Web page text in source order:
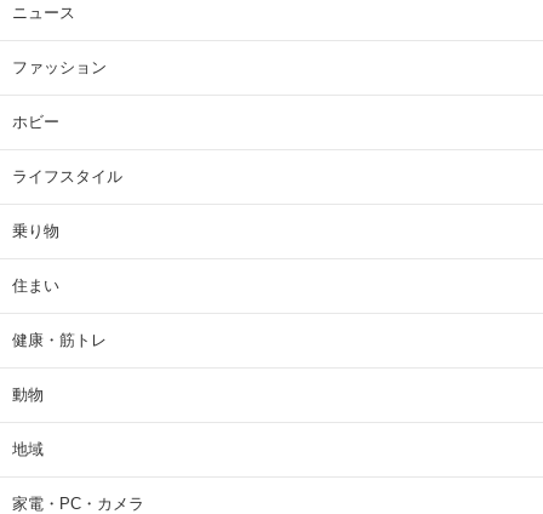
ニュース
ファッション
ホビー
ライフスタイル
乗り物
住まい
健康・筋トレ
動物
地域
家電・PC・カメラ